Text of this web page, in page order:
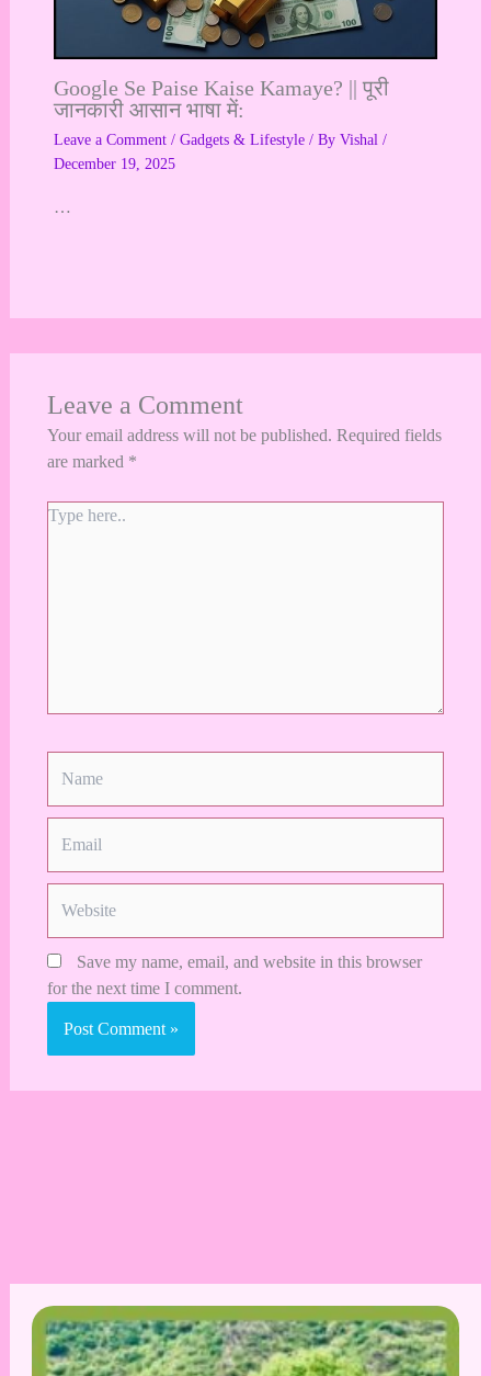
Google Se Paise Kaise Kamaye? || पूरी
जानकारी आसान भाषा में:
Leave a Comment / Gadgets & Lifestyle/ By Vishal /
December 19, 2025
…
Leave a Comment
Your email address will not be published. Required fields
are marked *
Type
Save my name, email, and website in this browser
for the next time I comment.